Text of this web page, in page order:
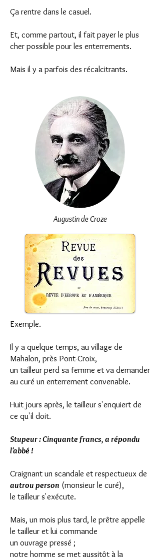
Exemple.
Il y a quelque temps, au village de
Mahalon, près Pont-Croix,
un tailleur perd sa femme et va demander
au curé un enterrement convenable.
Ça rentre dans le casuel.
Et, comme partout, il fait payer le plus
cher possible pour les enterrements.
Mais il y a parfois des récalcitrants.
Augustin de Croze
Huit jours après, le tailleur s'enquiert de
ce qu'il doit.
Stupeur : Cinquante francs, a répondu
l'abbé !
Craignant un scandale et respectueux de
autrou person (monsieur le curé),
le tailleur s'exécute.
Mais, un mois plus tard, le prêtre appelle
le tailleur et lui commande
un ouvrage pressé ;
notre homme se met aussitôt à la